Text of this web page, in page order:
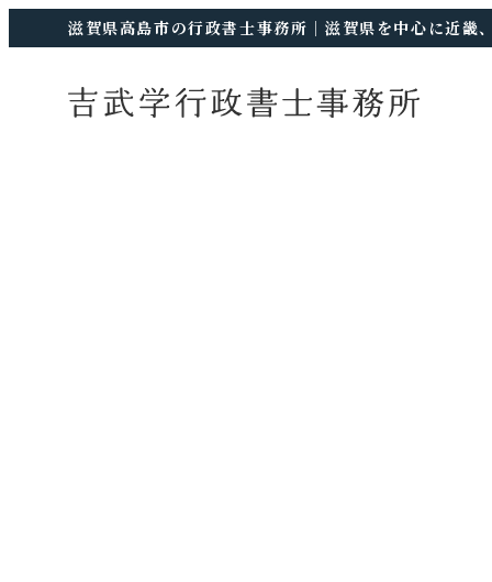
滋賀県高島市の行政書士事務所｜滋賀県を中心に近畿